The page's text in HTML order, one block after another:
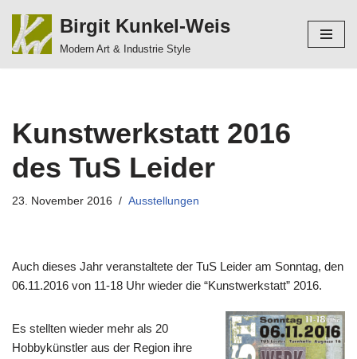
Zum
Birgit Kunkel-Weis
Modern Art & Industrie Style
Kunstwerkstatt 2016
des TuS Leider
23. November 2016 Ausstellungen
Auch dieses Jahr veranstaltete der TuS Leider am Sonntag, den
06.11.2016 von 11-18 Uhr wieder die “Kunstwerkstatt” 2016.
Es stellten wieder mehr als 20
Hobbykünstler aus der Region ihre